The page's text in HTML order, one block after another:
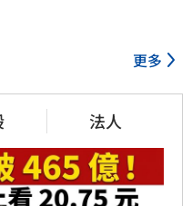
更多
法人